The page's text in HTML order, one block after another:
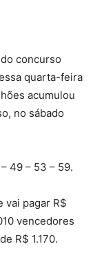
concurso
quarta-feira
acumulou
no sábado
49 – 53 – 59.
vai pagar R$
vencedores
R$ 1.170.